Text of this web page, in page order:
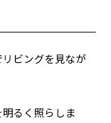
ビングを見なが
るく照らしま